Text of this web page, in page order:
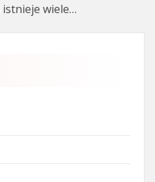
istnieje wiele…